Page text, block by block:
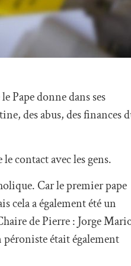
Pape donne dans ses
des abus, des finances
contact avec les gens.
Car le premier pape
cela a également été un
de Pierre : Jorge
était également